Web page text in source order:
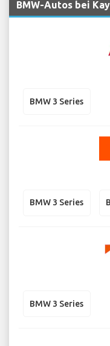
BMW-Autos bei
BMW 3 Series
BMW 3 Series
BMW 3 Series